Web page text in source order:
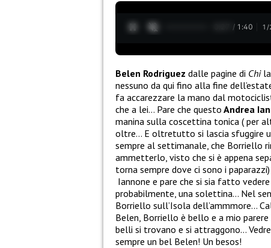
0:28 / 1:40 1 /
Belen Rodriguez dalle pagine di Chi
nessuno da qui fino alla fine
fa accarezzare la mano dal
che a lei… Pare che questo Andrea
manina sulla coscettina tonica ( per
oltre… E oltretutto si lascia sfuggire
sempre al settimanale, che Borriello
ammetterlo, visto che si è appena
torna sempre dove ci sono i
Iannone e pare che si sia fatto
probabilmente, una solettina… Nel
Borriello sull’Isola dell’ammmore…
Belen, Borriello è bello e a mio
belli si trovano e si attraggono…
sempre un bel Belen! Un besos!